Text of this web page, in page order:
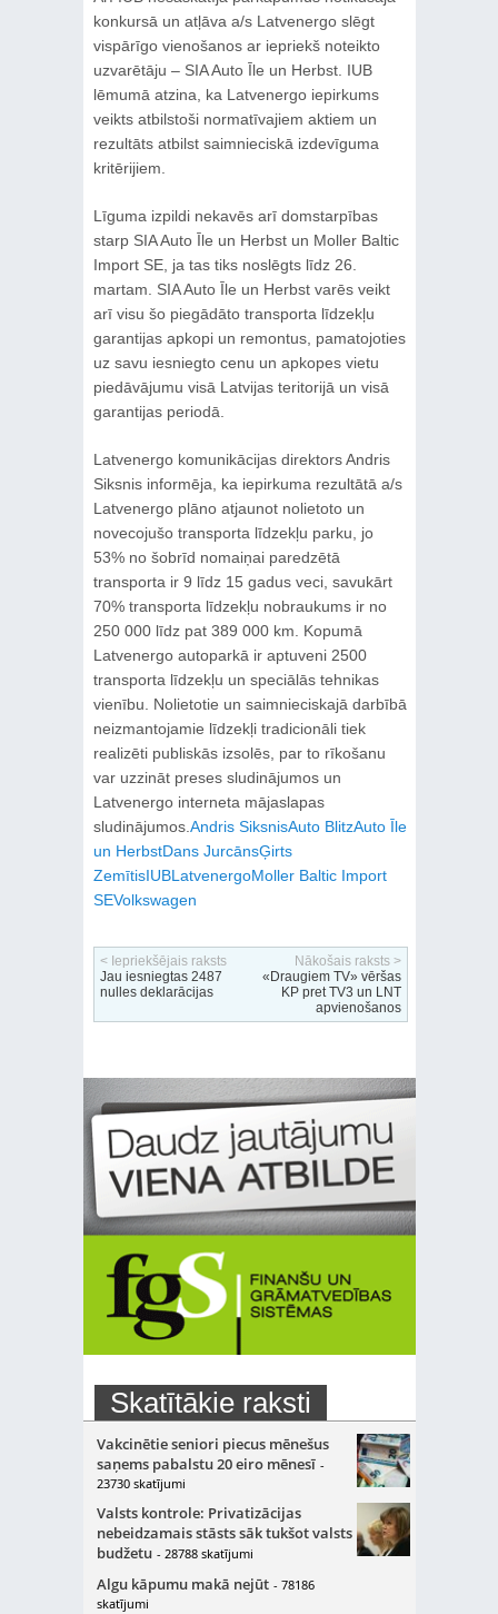
konkursā un atļāva a/s Latvenergo slēgt
vispārīgo vienošanos ar iepriekš noteikto
uzvarētāju – SIA Auto Īle un Herbst. IUB
lēmumā atzina, ka Latvenergo iepirkums
veikts atbilstoši normatīvajiem aktiem un
rezultāts atbilst saimnieciskā izdevīguma
kritērijiem.
Līguma izpildi nekavēs arī domstarpības
starp SIA Auto Īle un Herbst un Moller Baltic
Import SE, ja tas tiks noslēgts līdz 26.
martam. SIA Auto Īle un Herbst varēs veikt
arī visu šo piegādāto transporta līdzekļu
garantijas apkopi un remontus, pamatojoties
uz savu iesniegto cenu un apkopes vietu
piedāvājumu visā Latvijas teritorijā un visā
garantijas periodā.
Latvenergo komunikācijas direktors Andris
Siksnis informēja, ka iepirkuma rezultātā a/s
Latvenergo plāno atjaunot nolietoto un
novecojušo transporta līdzekļu parku, jo
53% no šobrīd nomaiņai paredzētā
transporta ir 9 līdz 15 gadus veci, savukārt
70% transporta līdzekļu nobraukums ir no
250 000 līdz pat 389 000 km. Kopumā
Latvenergo autoparkā ir aptuveni 2500
transporta līdzekļu un speciālās tehnikas
vienību. Nolietotie un saimnieciskajā darbībā
neizmantojamie līdzekļi tradicionāli tiek
realizēti publiskās izsolēs, par to rīkošanu
var uzzināt preses sludinājumos un
Latvenergo interneta mājaslapas
sludinājumos. Andris SiksnisAuto BlitzAuto Īle
un HerbstDans JurcānsĢirts
ZemītisIUBLatvenergoMoller Baltic Import
SEVolkswagen
< Iepriekšējais raksts
Jau iesniegtas 2487
nulles deklarācijas
Nākošais raksts >
«Draugiem TV» vēršas
KP pret TV3 un LNT
apvienošanos
Skatītākie raksti
Vakcinētie seniori piecus mēnešus
saņems pabalstu 20 eiro mēnesī -
23730 skatījumi
Valsts kontrole: Privatizācijas
nebeidzamais stāsts sāk tukšot valsts
budžetu - 28788 skatījumi
Algu kāpumu makā nejūt - 78186
skatījumi